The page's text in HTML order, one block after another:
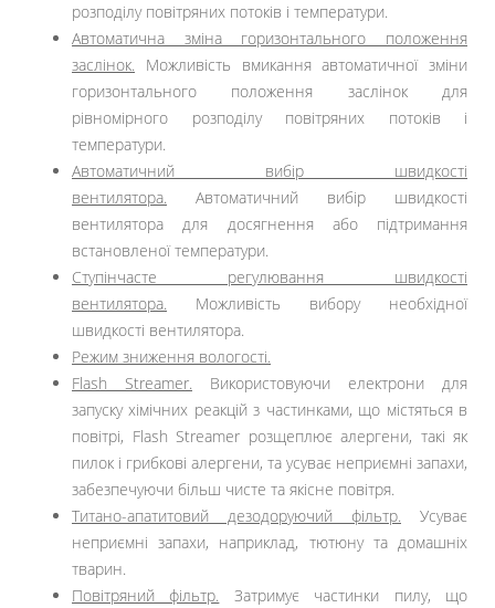
розподілу повітряних потоків і температури.
Автоматична зміна горизонтального положення
заслінок. Можливість вмикання автоматичної зміни
горизонтального положення заслінок для
рівномірного розподілу повітряних потоків і
температури.
Автоматичний вибір швидкості
вентилятора. Автоматичний вибір швидкості
вентилятора для досягнення або підтримання
встановленої температури.
Ступінчасте регулювання швидкості
вентилятора. Можливість вибору необхідної
швидкості вентилятора.
Режим зниження вологості.
Flash Streamer. Використовуючи електрони для
запуску хімічних реакцій з частинками, що містяться в
повітрі, Flash Streamer розщеплює алергени, такі як
пилок і грибкові алергени, та усуває неприємні запахи,
забезпечуючи більш чисте та якісне повітря.
Титано-апатитовий дезодоруючий фільтр. Усуває
неприємні запахи, наприклад, тютюну та домашніх
тварин.
Повітряний фільтр. Затримує частинки пилу, що